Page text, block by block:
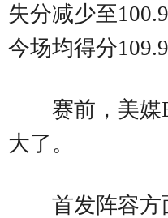
失分减少至
今场均得分
赛前，美媒
大了。
首发阵容